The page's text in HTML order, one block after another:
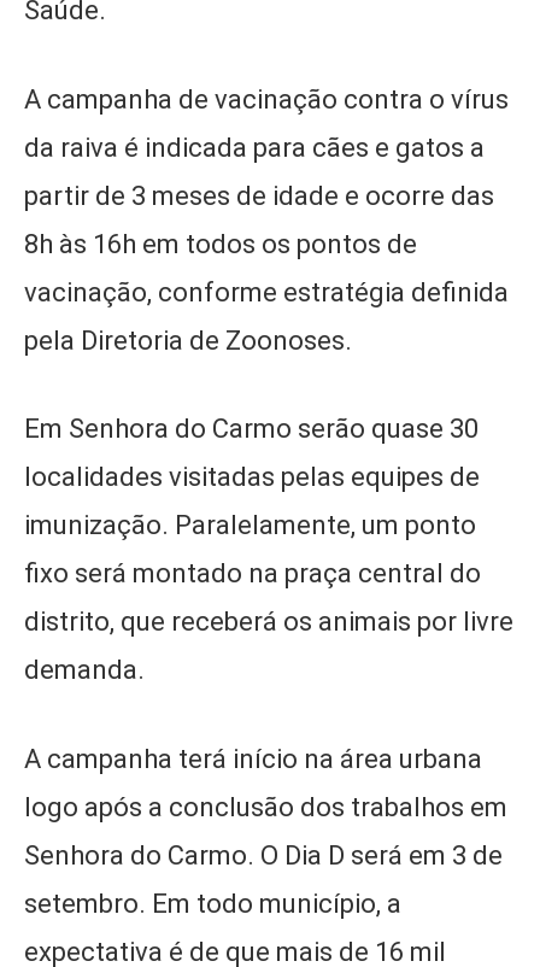
Saúde.
A campanha de vacinação contra o vírus
da raiva é indicada para cães e gatos a
partir de 3 meses de idade e ocorre das
8h às 16h em todos os pontos de
vacinação, conforme estratégia definida
pela Diretoria de Zoonoses.
Em Senhora do Carmo serão quase 30
localidades visitadas pelas equipes de
imunização. Paralelamente, um ponto
fixo será montado na praça central do
distrito, que receberá os animais por livre
demanda.
A campanha terá início na área urbana
logo após a conclusão dos trabalhos em
Senhora do Carmo. O Dia D será em 3 de
setembro. Em todo município, a
expectativa é de que mais de 16 mil